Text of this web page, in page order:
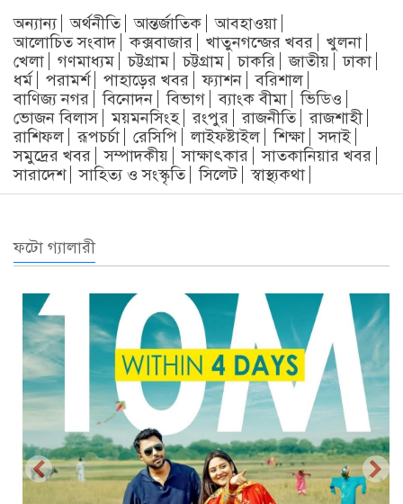
অন্যান্য অর্থনীতি আন্তর্জাতিক
আবহাওয়া
আলোচিত সংবাদ
কক্সবাজার খাতুনগন্জের খবর
খুলনা
খেলা
গণমাধ্যম চট্টগ্রাম চট্টগ্রাম চাকরি জাতীয়
ঢাকা
ধর্ম
পরামর্শ পাহাড়ের খবর ফ্যাশন
বরিশাল
বাণিজ্য নগর
বিনোদন বিভাগ ব্যাংক বীমা
ভিডিও
ভোজন বিলাস
ময়মনসিংহ রংপুর রাজনীতি
রাজশাহী
রাশিফল
রূপচর্চা রেসিপি লাইফষ্টাইল শিক্ষা
সদাই
সমুদ্রের খবর
সম্পাদকীয় সাক্ষাৎকার
সাতকানিয়ার খবর
সারাদেশ
সাহিত্য ও সংস্কৃতি সিলেট স্বাস্থ্যকথা
ফটো গ্যালারী